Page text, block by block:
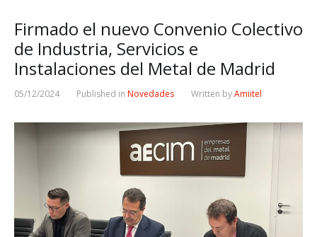
Firmado el nuevo Convenio Colectivo
de Industria, Servicios e
Instalaciones del Metal de Madrid
05/12/2024 Published in Novedades Written byAmiitel